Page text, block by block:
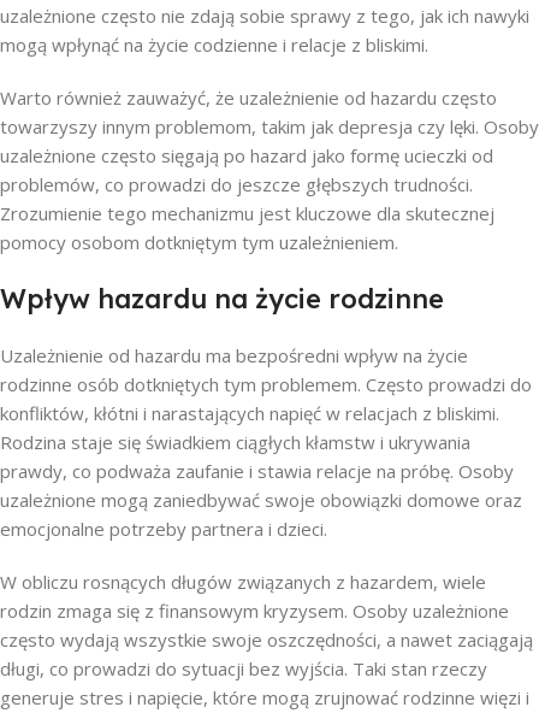
uzależnione często nie zdają sobie sprawy z tego, jak ich nawyki
mogą wpłynąć na życie codzienne i relacje z bliskimi.
Warto również zauważyć, że uzależnienie od hazardu często
towarzyszy innym problemom, takim jak depresja czy lęki. Osoby
uzależnione często sięgają po hazard jako formę ucieczki od
problemów, co prowadzi do jeszcze głębszych trudności.
Zrozumienie tego mechanizmu jest kluczowe dla skutecznej
pomocy osobom dotkniętym tym uzależnieniem.
Wpływ hazardu na życie rodzinne
Uzależnienie od hazardu ma bezpośredni wpływ na życie
rodzinne osób dotkniętych tym problemem. Często prowadzi do
konfliktów, kłótni i narastających napięć w relacjach z bliskimi.
Rodzina staje się świadkiem ciągłych kłamstw i ukrywania
prawdy, co podważa zaufanie i stawia relacje na próbę. Osoby
uzależnione mogą zaniedbywać swoje obowiązki domowe oraz
emocjonalne potrzeby partnera i dzieci.
W obliczu rosnących długów związanych z hazardem, wiele
rodzin zmaga się z finansowym kryzysem. Osoby uzależnione
często wydają wszystkie swoje oszczędności, a nawet zaciągają
długi, co prowadzi do sytuacji bez wyjścia. Taki stan rzeczy
generuje stres i napięcie, które mogą zrujnować rodzinne więzi i